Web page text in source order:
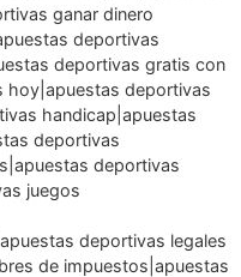
ganar dinero
deportivas
deportivas gratis con
hoy|apuestas deportivas
handicap|apuestas
deportivas
deportivas
juegos
deportivas legales
de impuestos|apuestas